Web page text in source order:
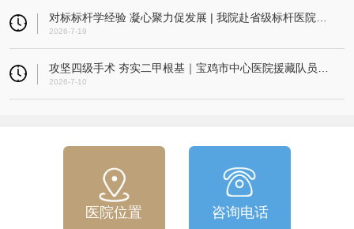
2026-7-19
2026-7-10
医院位置 咨询电话